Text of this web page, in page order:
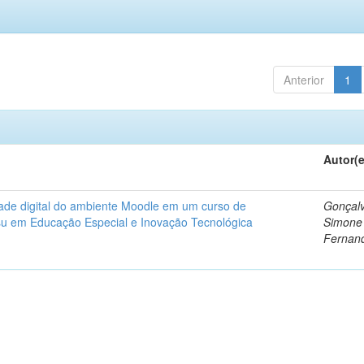
Anterior 1
digital do ambiente Moodle em um curso de
em Educação Especial e Inovação Tecnológica
Simone